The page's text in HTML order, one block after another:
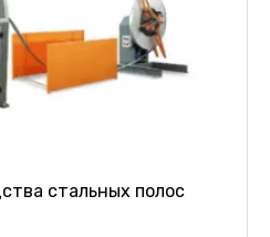
стальных полос